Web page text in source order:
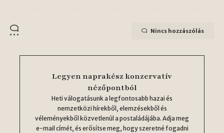
Nincs hozzászólás
Legyen naprakész konzervatív
nézőpontból
Heti válogatásunk a legfontosabb hazai és
nemzetközi hírekből, elemzésekből és
véleményekből közvetlenül a postaládájába. Adja meg
e-mail címét, és erősítse meg, hogy szeretné fogadni